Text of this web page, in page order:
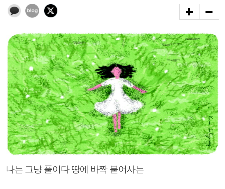
나는 그냥 풀이다 땅에 바짝 붙어사는